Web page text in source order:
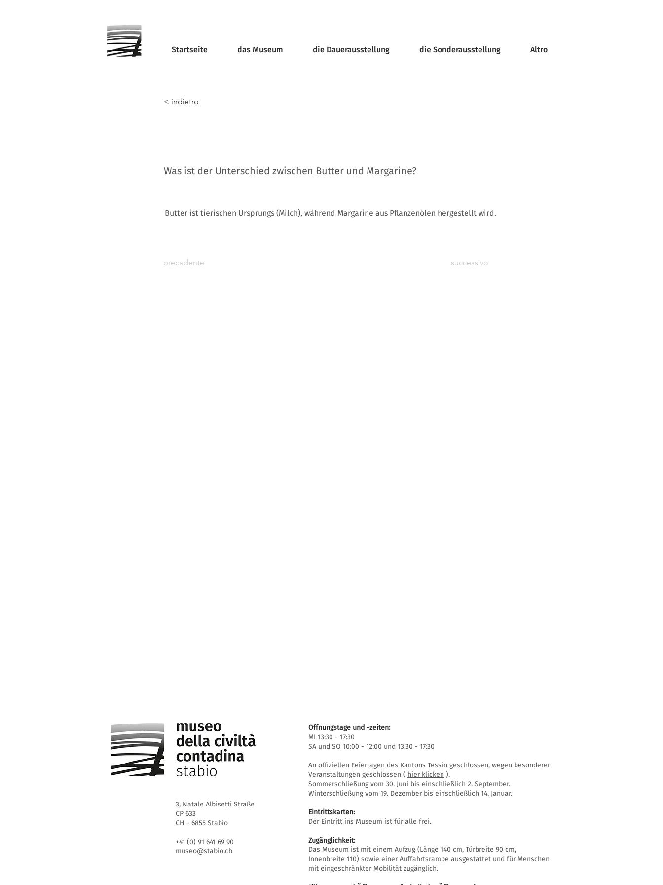
Startseite das Museum die Dauerausstellung die Sonderausstellung Altro
< indietro
Was ist der Unterschied zwischen Butter und Margarine?
Butter ist tierischen Ursprungs (Milch), während Margarine aus Pflanzenölen hergestellt wird.
precedente successivo
3, Natale Albisetti Straße
CP 633
CH - 6855 Stabio
+41 (0) 91 641 69 90
museo@stabio.ch
Öffnungstage und -zeiten:
MI 13:30 - 17:30
SA und SO 10:00 - 12:00 und 13:30 - 17:30
An offiziellen Feiertagen des Kantons Tessin geschlossen, wegen besonderer
Veranstaltungen geschlossen ( hier klicken ).
Sommerschließung vom 30. Juni bis einschließlich 2. September.
Winterschließung vom 19. Dezember bis einschließlich 14. Januar.
Eintrittskarten:
Der Eintritt ins Museum ist für alle frei.
Zugänglichkeit:
Das Museum ist mit einem Aufzug (Länge 140 cm, Türbreite 90 cm,
Innenbreite 110) sowie einer Auffahrtsrampe ausgestattet und für Menschen
mit eingeschränkter Mobilität zugänglich.